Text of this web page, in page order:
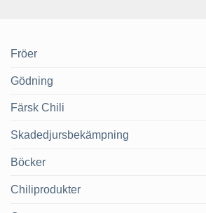
Fröer
Gödning
Färsk Chili
Skadedjursbekämpning
Böcker
Chiliprodukter